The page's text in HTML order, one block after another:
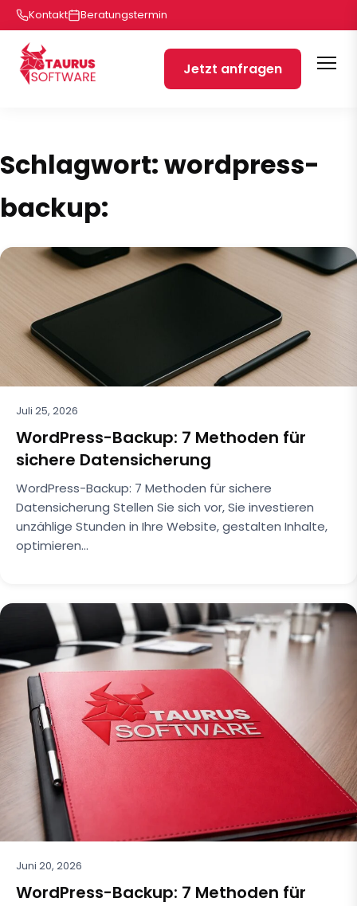
Kontakt Beratungstermin
Jetzt anfragen
Schlagwort:wordpress-
backup:
Juli 25, 2026
WordPress-Backup: 7 Methoden für
sichere Datensicherung
WordPress-Backup: 7 Methoden für sichere
Datensicherung Stellen Sie sich vor, Sie investieren
unzählige Stunden in Ihre Website, gestalten Inhalte,
optimieren…
Juni 20, 2026
WordPress-Backup: 7 Methoden für